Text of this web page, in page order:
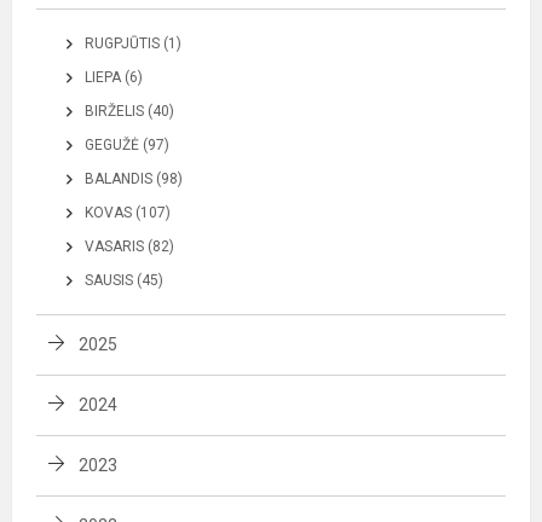
RUGPJŪTIS (1)
LIEPA (6)
BIRŽELIS (40)
GEGUŽĖ (97)
BALANDIS (98)
KOVAS (107)
VASARIS (82)
SAUSIS (45)
2025
2024
2023